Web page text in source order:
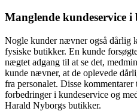
Manglende kundeservice
Nogle kunder nævner også dårlig
fysiske butikker. En kunde
nægtet adgang til at se det,
kunde nævner, at de oplevede
fra personalet. Disse
forbedringer i kundeservice og
Harald Nyborgs butikker.